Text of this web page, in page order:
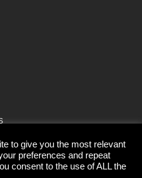
to give you the most relevant
preferences and repeat
consent to the use of ALL the